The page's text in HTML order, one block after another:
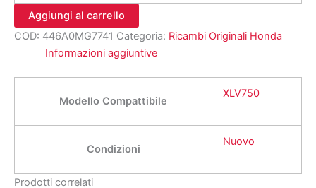
Aggiungi al carrello
COD: 446A0MG7741 Categoria: Ricambi Originali Honda
Informazioni aggiuntive
Modello Compattibile
XLV750
Condizioni
Nuovo
Prodotti correlati